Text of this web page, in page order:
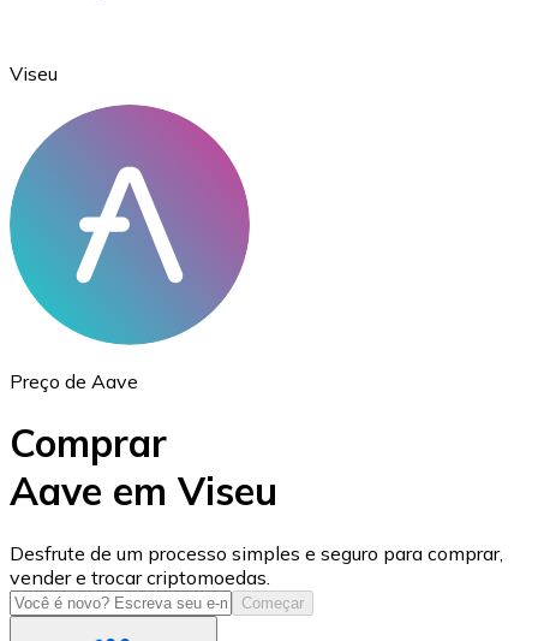
Ethereum
ETH
USD Coin
USDC
Viseu
Preço de Aave
Comprar
Aave em Viseu
Desfrute de um processo simples e seguro para comprar,
vender e trocar criptomoedas.
Começar